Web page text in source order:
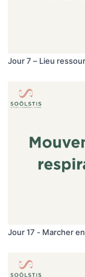
Jour 7 – Lieu
Jour 17 - Marcher